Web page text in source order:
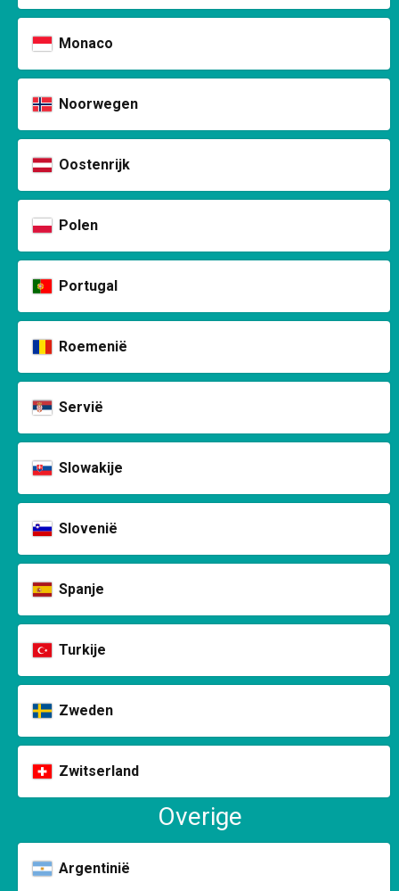
Monaco
Noorwegen
Oostenrijk
Polen
Portugal
Roemenië
Servië
Slowakije
Slovenië
Spanje
Turkije
Zweden
Zwitserland
Overige
Argentinië